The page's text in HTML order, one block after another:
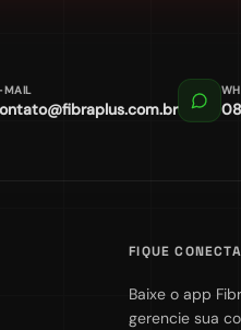
MAIL
FIQUE
Baixe o app
gerencie sua